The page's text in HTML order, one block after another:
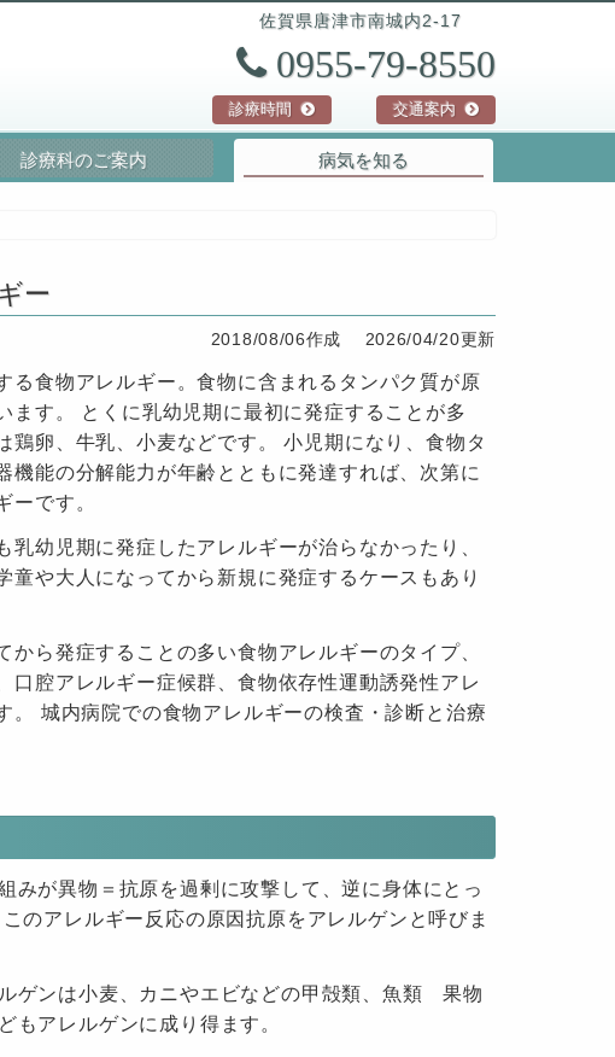
佐賀県唐津市南城内2-17
0955-79-8550
診療時間 交通案内
診療科のご案内 病気を知る
ー
2018/08/06作成 2026/04/20更新
る食物アレルギー。食物に含まれるタンパク質が原
ます。 とくに乳幼児期に最初に発症することが多
鶏卵、牛乳、小麦などです。 小児期になり、食物タ
機能の分解能力が年齢とともに発達すれば、次第に
ーです。
乳幼児期に発症したアレルギーが治らなかったり、
童や大人になってから新規に発症するケースもあり
から発症することの多い食物アレルギーのタイプ、
口腔アレルギー症候群、食物依存性運動誘発性アレ
。 城内病院での食物アレルギーの検査・診断と治療
みが異物＝抗原を過剰に攻撃して、逆に身体にとっ
のアレルギー反応の原因抗原をアレルゲンと呼びま
ゲンは小麦、カニやエビなどの甲殻類、魚類 果物
もアレルゲンに成り得ます。